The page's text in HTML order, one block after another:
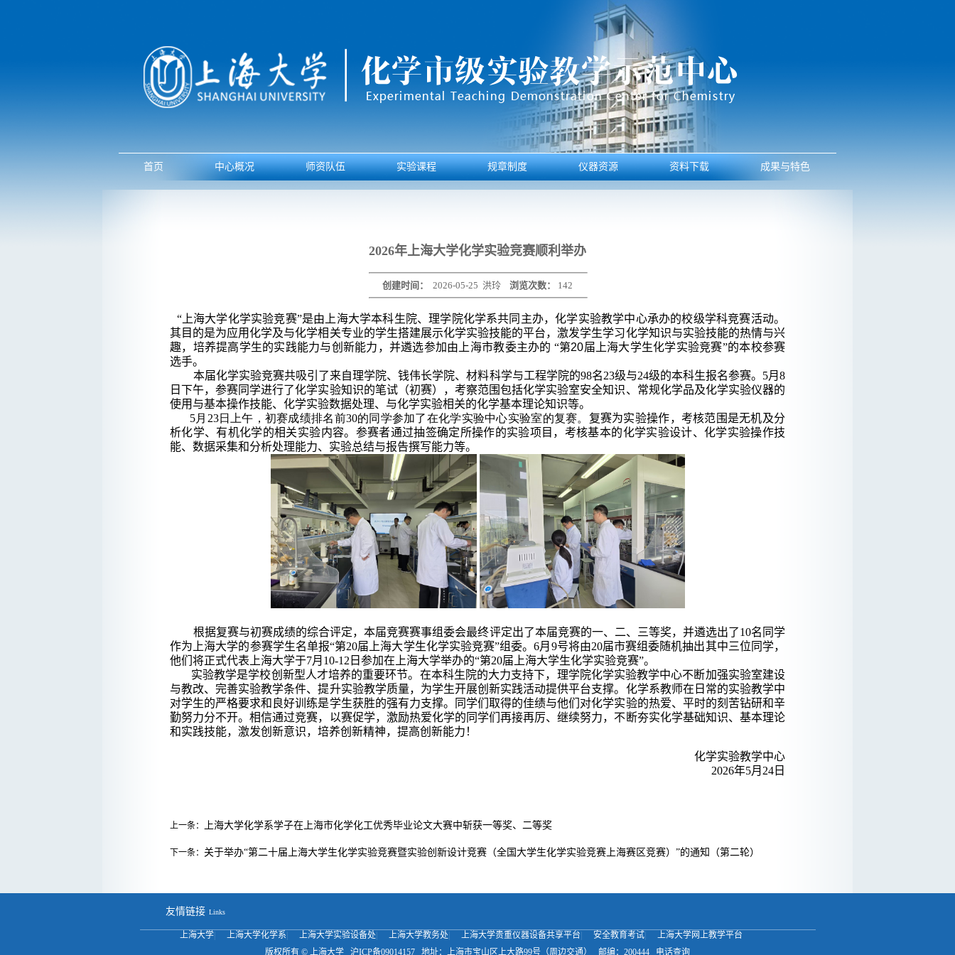
首页 中心概况 师资队伍 实验课程 规章制度 仪器资源 资料下载 成果与特色
2026年上海大学化学实验竞赛顺利举办
创建时间： 2026-05-25 洪玲 浏览次数： 142
“上海大学化学实验竞赛”是由上海大学本科生院、理学院化学系共同主办，化学实验教学中心承办的校级学科竞赛活动。
其目的是为应用化学及与化学相关专业的学生搭建展示化学实验技能的平台，激发学生学习化学知识与实验技能的热情与兴
趣，培养提高学生的实践能力与创新能力，并遴选参加由上海市教委主办的 “第20届上海大学生化学实验竞赛”的本校参赛
选手。
本届化学实验竞赛共吸引了来自理学院、钱伟长学院、材料科学与工程学院的98名23级与24级的本科生报名参赛。5月8
日下午，参赛同学进行了化学实验知识的笔试（初赛）， 考察范围包括化学实验室安全知识、常规化学品及化学实验仪器的
使用与基本操作技能、化学实验数据处理、与化学实验相关的化学基本理论知识等。
5月23日上午，初赛成绩排名前30的同学参加了在化学实验中心实验室的复赛。 复赛为实验操作，考核范围是无机及分
析化学、有机化学的相关实验内容。 参赛者通过抽签确定所操作的实验项目， 考核基本的化学实验设计、化学实验操作技
能、数据采集和分析处理能力、实验总结与报告撰写能力等。
根据复赛与初赛成绩的综合评定，本届竞赛赛事组委会最终评定出了本届竞赛的一、二、三等奖，并遴选出了10名同学
作为上海大学的参赛学生名单报“第20届上海大学生化学实验竞赛”组委。6月9号将由20届市赛组委随机抽出其中三位同学，
他们将正式代表上海大学于7月10-12日参加在上海大学举办的“第20届上海大学生化学实验竞赛”。
实验教学是学校创新型人才培养的重要环节。在本科生院的大力支持下，理学院化学实验教学中心不断加强实验室建设
与教改、完善实验教学条件、提升实验教学质量，为学生开展创新实践活动提供平台支撑。化学系教师在日常的实验教学中
对学生的严格要求和良好训练是学生获胜的强有力支撑。同学们取得的佳绩与他们对化学实验的热爱、平时的刻苦钻研和辛
勤努力分不开。相信通过竞赛，以赛促学，激励热爱化学的同学们再接再厉、继续努力，不断夯实化学基础知识、基本理论
和实践技能，激发创新意识，培养创新精神，提高创新能力！
化学实验教学中心
2026年5月24日
上一条： 上海大学化学系学子在上海市化学化工优秀毕业论文大赛中斩获一等奖、二等奖
下一条： 关于举办“第二十届上海大学生化学实验竞赛暨实验创新设计竞赛（全国大学生化学实验竞赛上海赛区竞赛）”的通知（第二轮）
友情链接 Links
上海大学| 上海大学化学系 上海大学实验设备处 上海大学教务处 上海大学贵重仪器设备共享平台 安全教育考试|
上海大学网上教学平台
版权所有 © 上海大学 沪ICP备09014157 地址：上海市宝山区上大路99号（周边交通） 邮编：200444 电话查询